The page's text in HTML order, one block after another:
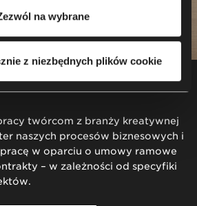
na wybrane
z niezbędnych plików cookie
twórcom z branży kreatywnej
naszych procesów biznesowych i
w oparciu o umowy ramowe
– w zależności od specyfiki